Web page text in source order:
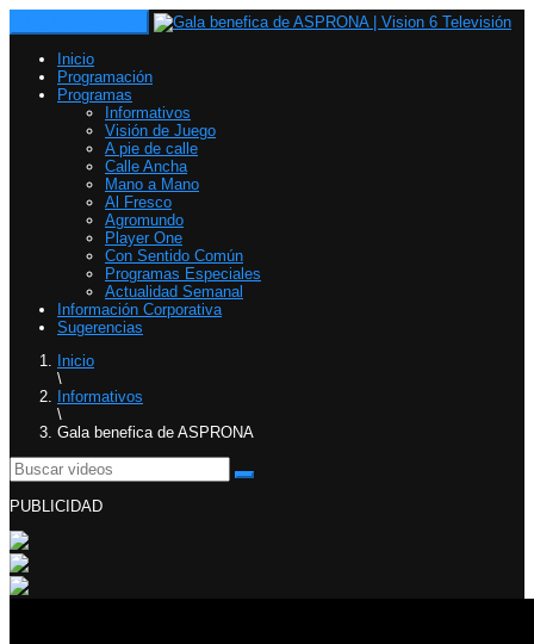
Inicio
Programación
Programas
Informativos
Visión de Juego
A pie de calle
Calle Ancha
Mano a Mano
Al Fresco
Agromundo
Player One
Con Sentido Común
Programas Especiales
Actualidad Semanal
Información Corporativa
Sugerencias
Inicio
\
Informativos
\
Gala benefica de ASPRONA
PUBLICIDAD